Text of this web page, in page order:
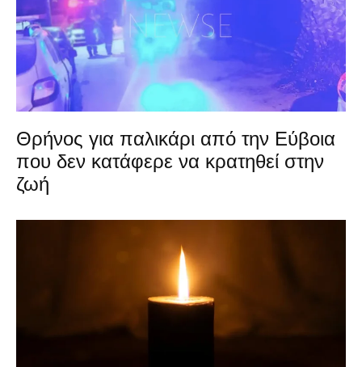
Θρήνος για παλικάρι από την Εύβοια
που δεν κατάφερε να κρατηθεί στην
ζωή